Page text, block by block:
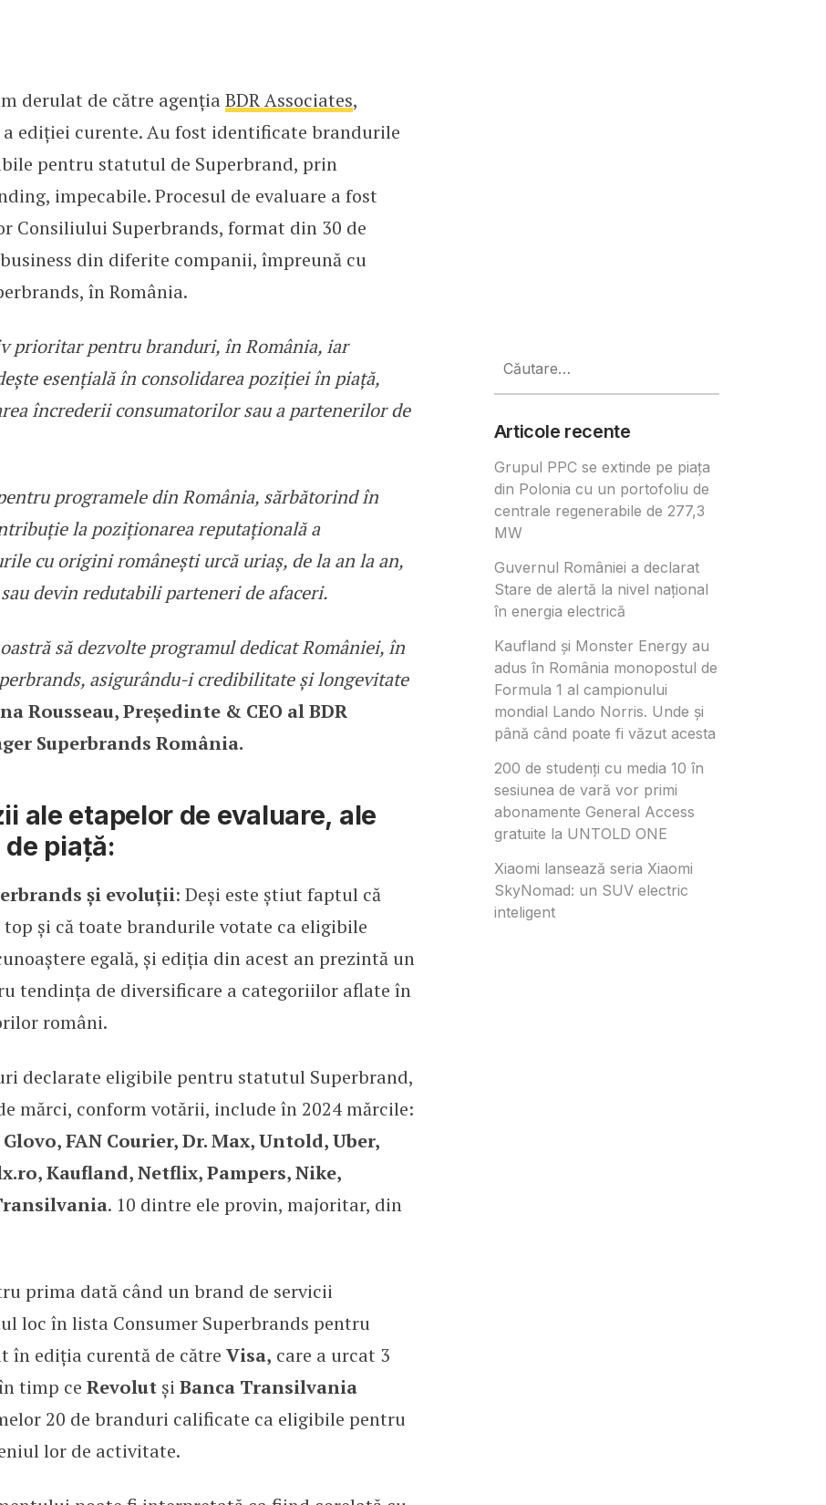
Mărcile românești continuă să fie relevante, într-o piață
derulat de către agenția BDR Associates,
ediției curente. Au fost identificate brandurile
pentru statutul de Superbrand, prin
impecabile. Procesul de evaluare a fost
Consiliului Superbrands, format din 30 de
din diferite companii, împreună cu
în România.
prioritar pentru branduri, în România, iar
esențială în consolidarea poziției în piață,
încrederii consumatorilor sau a partenerilor de
programele din România, sărbătorind în
la poziționarea reputațională a
cu origini românești urcă uriaș, de la an la an,
devin redutabili parteneri de afaceri.
să dezvolte programul dedicat României, în
asigurându-i credibilitate și longevitate
Rousseau, Președinte & CEO al BDR
Superbrands România.
ale etapelor de evaluare, ale
piață:
și evoluții: Deși este știut faptul că
și că toate brandurile votate ca eligibile
egală, și ediția din acest an prezintă un
tendința de diversificare a categoriilor aflate în
români.
declarate eligibile pentru statutul Superbrand,
mărci, conform votării, include în 2024 mărcile:
FAN Courier, Dr. Max, Untold, Uber,
Kaufland, Netflix, Pampers, Nike,
. 10 dintre ele provin, majoritar, din
prima dată când un brand de servicii
loc în lista Consumer Superbrands pentru
în ediția curentă de către Visa, care a urcat 3
timp ce Revolutși Banca Transilvania
20 de branduri calificate ca eligibile pentru
lor de activitate.
după:
Articole recente
Grupul PPC se extinde pe piața
din Polonia cu un portofoliu de
centrale regenerabile de 277,3
MW
Guvernul României a declarat
Stare de alertă la nivel național
în energia electrică
Kaufland și Monster Energy au
adus în România monopostul de
Formula 1 al campionului
mondial Lando Norris. Unde și
până când poate fi văzut acesta
200 de studenți cu media 10 în
sesiunea de vară vor primi
abonamente General Access
gratuite la UNTOLD ONE
Xiaomi lansează seria Xiaomi
SkyNomad: un SUV electric
inteligent